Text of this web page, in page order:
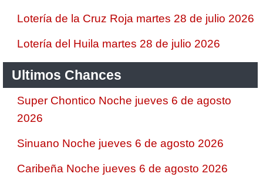
Lotería de la Cruz Roja martes 28 de julio 2026
Lotería del Huila martes 28 de julio 2026
Ultimos Chances
Super Chontico Noche jueves 6 de agosto
2026
Sinuano Noche jueves 6 de agosto 2026
Caribeña Noche jueves 6 de agosto 2026